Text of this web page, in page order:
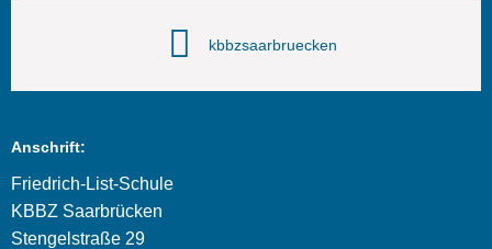
kbbzsaarbruecken
Anschrift:
Friedrich-List-Schule
KBBZ Saarbrücken
Stengelstraße 29